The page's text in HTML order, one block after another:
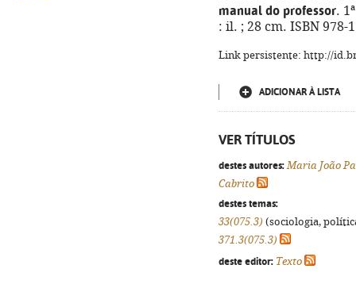
manual do professor.
: il. ; 28 cm. ISBN 978-
Link persistente: http://
ADICIONAR À LISTA
VER TÍTULOS
destes autores: Maria João
Cabrito
destes temas:
33(075.3) (sociologia,
371.3(075.3)
deste editor: Texto